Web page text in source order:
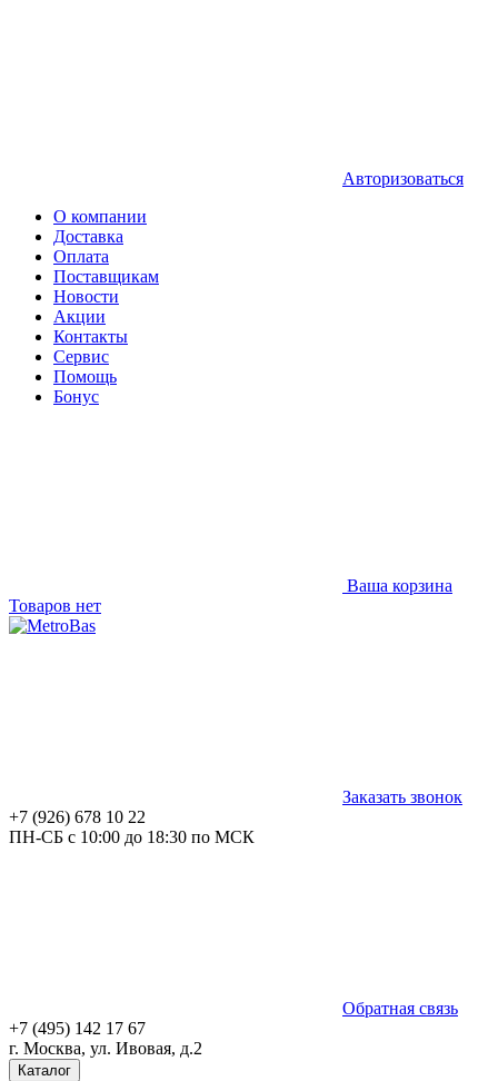
Авторизоваться
О компании
Доставка
Оплата
Поставщикам
Новости
Акции
Контакты
Сервис
Помощь
Бонус
Ваша корзина
Товаров нет
Заказать звонок
+7 (926) 678 10 22
ПН-СБ с 10:00 до 18:30 по МСК
Обратная связь
+7 (495) 142 17 67
г. Москва, ул. Ивовая, д.2
Каталог